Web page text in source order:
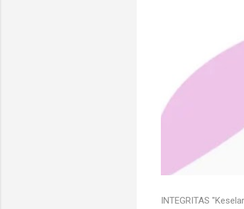
INTEGRITAS